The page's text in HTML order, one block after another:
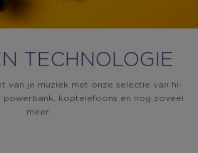
TECHNOLOGIE
van je muziek met onze selectie van hi-
powerbank, koptelefoons en nog zoveel
meer.